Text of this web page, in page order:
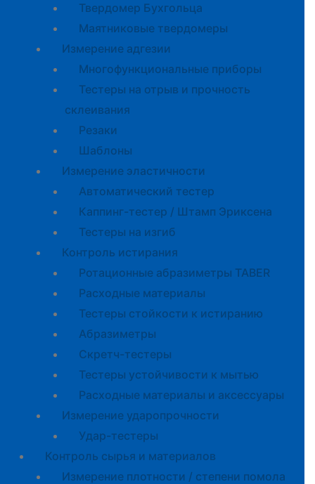
Твердомер Бухгольца
Маятниковые твердомеры
Измерение адгезии
Многофункциональные приборы
Тестеры на отрыв и прочность
склеивания
Резаки
Шаблоны
Измерение эластичности
Автоматический тестер
Каппинг-тестер / Штамп Эриксена
Тестеры на изгиб
Контроль истирания
Ротационные абразиметры TABER
Расходные материалы
Тестеры стойкости к истиранию
Абразиметры
Скретч-тестеры
Тестеры устойчивости к мытью
Расходные материалы и аксессуары
Измерение ударопрочности
Удар-тестеры
Контроль сырья и материалов
Измерение плотности / степени помола